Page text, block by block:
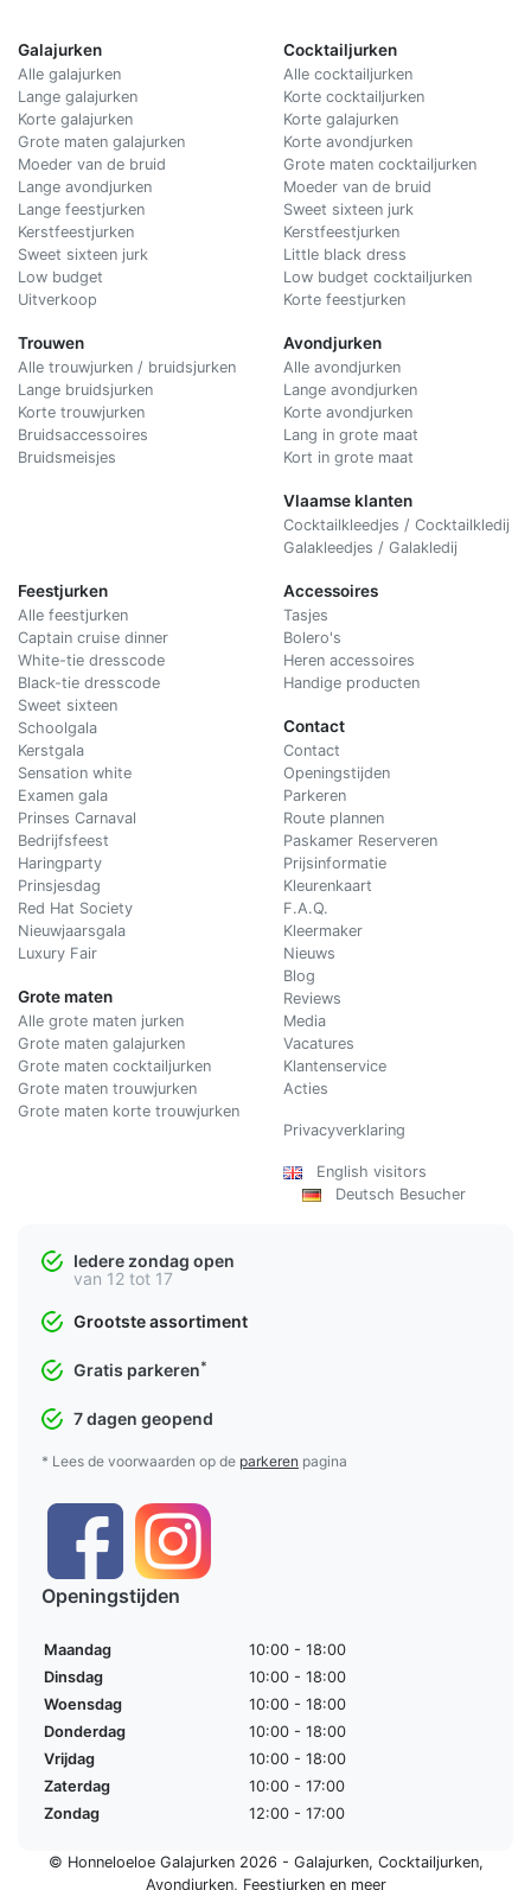
Galajurken
Alle galajurken
Lange galajurken
Korte galajurken
Grote maten galajurken
Moeder van de bruid
Lange avondjurken
Lange feestjurken
Kerstfeestjurken
Sweet sixteen jurk
Low budget
Uitverkoop
Trouwen
Alle trouwjurken / bruidsjurken
Lange bruidsjurken
Korte trouwjurken
Bruidsaccessoires
Bruidsmeisjes
Cocktailjurken
Alle cocktailjurken
Korte cocktailjurken
Korte galajurken
Korte avondjurken
Grote maten cocktailjurken
Moeder van de bruid
Sweet sixteen jurk
Kerstfeestjurken
Little black dress
Low budget cocktailjurken
Korte feestjurken
Avondjurken
Alle avondjurken
Lange avondjurken
Korte avondjurken
Lang in grote maat
Kort in grote maat
Vlaamse klanten
Cocktailkleedjes / Cocktailkledij
Galakleedjes / Galakledij
Feestjurken
Alle feestjurken
Captain cruise dinner
White-tie dresscode
Black-tie dresscode
Sweet sixteen
Schoolgala
Kerstgala
Sensation white
Examen gala
Prinses Carnaval
Bedrijfsfeest
Haringparty
Prinsjesdag
Red Hat Society
Nieuwjaarsgala
Luxury Fair
Grote maten
Alle grote maten jurken
Grote maten galajurken
Grote maten cocktailjurken
Grote maten trouwjurken
Grote maten korte trouwjurken
Accessoires
Tasjes
Bolero's
Heren accessoires
Handige producten
Contact
Contact
Openingstijden
Parkeren
Route plannen
Paskamer Reserveren
Prijsinformatie
Kleurenkaart
F.A.Q.
Kleermaker
Nieuws
Blog
Reviews
Media
Vacatures
Klantenservice
Acties
Privacyverklaring
English visitors
Deutsch Besucher
Iedere zondag open
van 12 tot 17
Grootste assortiment
Gratis parkeren*
7 dagen geopend
* Lees de voorwaarden op de parkeren pagina
Openingstijden
Maandag
10:00 - 18:00
Dinsdag
10:00 - 18:00
Woensdag
10:00 - 18:00
Donderdag
10:00 - 18:00
Vrijdag
10:00 - 18:00
Zaterdag
10:00 - 17:00
Zondag
12:00 - 17:00
© Honneloeloe Galajurken 2026 - Galajurken, Cocktailjurken,
Avondjurken, Feestjurkenen meer